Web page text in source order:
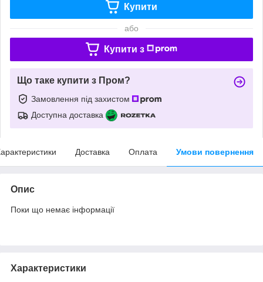
Купити
або
Купити з
Що таке купити з Пром?
Замовлення під захистом
Доступна доставка
Доставка Оплата Умови повернення
Опис
Поки що немає інформації
Характеристики